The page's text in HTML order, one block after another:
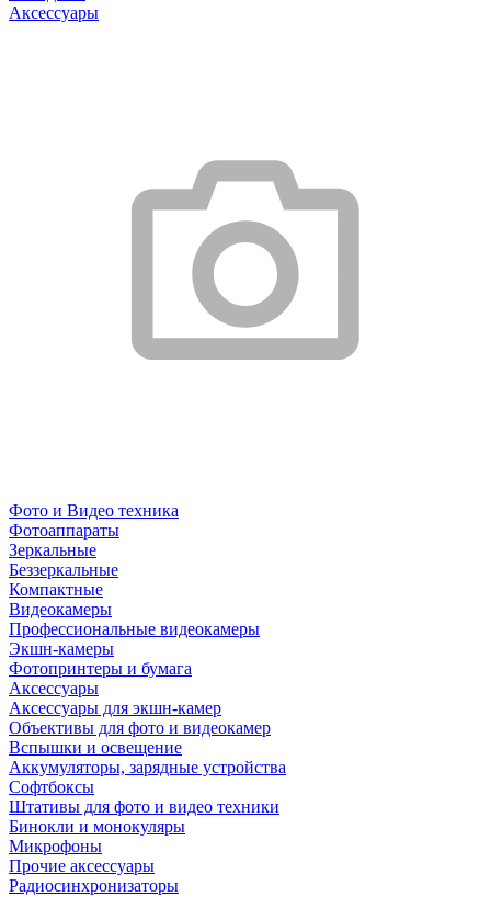
Аксессуары
Фото и Видео техника
Фотоаппараты
Зеркальные
Беззеркальные
Компактные
Видеокамеры
Профессиональные видеокамеры
Экшн-камеры
Фотопринтеры и бумага
Аксессуары
Аксессуары для экшн-камер
Объективы для фото и видеокамер
Вспышки и освещение
Аккумуляторы, зарядные устройства
Софтбоксы
Штативы для фото и видео техники
Бинокли и монокуляры
Микрофоны
Прочие аксессуары
Радиосинхронизаторы